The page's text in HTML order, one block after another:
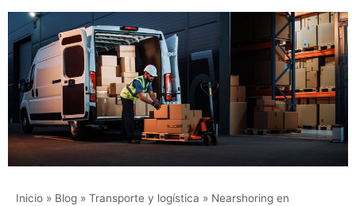
Inicio » Blog » Transporte y logística » Nearshoring en